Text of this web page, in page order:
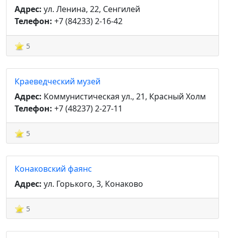
Адрес: ул. Ленина, 22, Сенгилей
Телефон: +7 (84233) 2-16-42
5
Краеведческий музей
Адрес: Коммунистическая ул., 21, Красный Холм
Телефон: +7 (48237) 2-27-11
5
Конаковский фаянс
Адрес: ул. Горького, 3, Конаково
5